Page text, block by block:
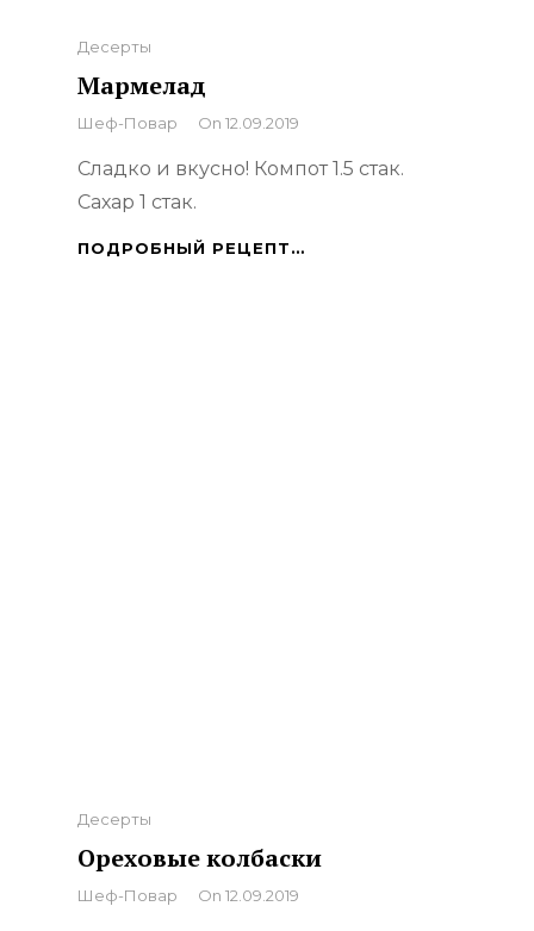
Categories
Десерты
Мармелад
By
Шеф-Повар On 12.09.2019
Сладко и вкусно! Компот 1.5 стак.
Сахар 1 стак.
ПОДРОБНЫЙ РЕЦЕПТ…
Categories
Десерты
Ореховые колбаски
By
Шеф-Повар On 12.09.2019